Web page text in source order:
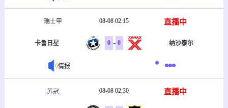
瑞士甲 08-08 02:15 直播中
卡鲁日星 0 - 0 纳沙泰尔
情报
苏冠 08-08 02:30 直播中